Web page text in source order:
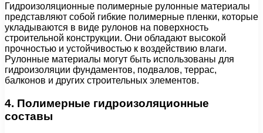
Гидроизоляционные полимерные рулонные материалы
представляют собой гибкие полимерные пленки, которые
укладываются в виде рулонов на поверхность
строительной конструкции. Они обладают высокой
прочностью и устойчивостью к воздействию влаги.
Рулонные материалы могут быть использованы для
гидроизоляции фундаментов, подвалов, террас,
балконов и других строительных элементов.
4. Полимерные гидроизоляционные
составы